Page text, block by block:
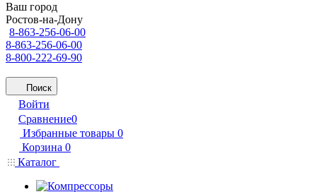
Ваш город
Ростов-на-Дону
8-863-256-06-00
8-863-256-06-00
8-800-222-69-90
Поиск
Войти
Сравнение0
Избранные товары 0
Корзина 0
Каталог